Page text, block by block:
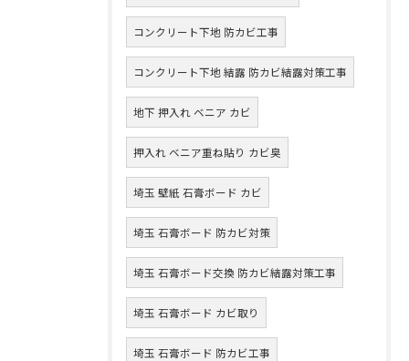
コンクリート下地 防カビ工事
コンクリート下地 結露 防カビ結露対策工事
地下 押入れ ベニア カビ
押入れ ベニア重ね貼り カビ臭
埼玉 壁紙 石膏ボード カビ
埼玉 石膏ボード 防カビ対策
埼玉 石膏ボード交換 防カビ結露対策工事
埼玉 石膏ボード カビ取り
埼玉 石膏ボード 防カビ工事